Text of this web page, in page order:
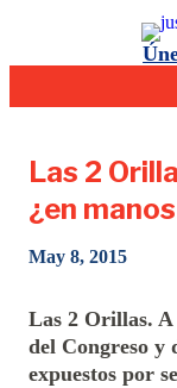
Las 2
¿en
May 8, 2015
Las 2 Orillas. A
del Congreso y
expuestos por